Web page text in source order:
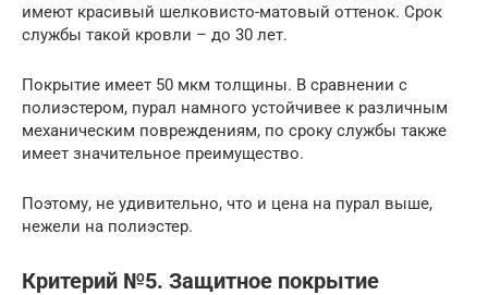
имеют красивый шелковисто-матовый оттенок. Срок
службы такой кровли – до 30 лет.
Покрытие имеет 50 мкм толщины. В сравнении с
полиэстером, пурал намного устойчивее к различным
механическим повреждениям, по сроку службы также
имеет значительное преимущество.
Поэтому, не удивительно, что и цена на пурал выше,
нежели на полиэстер.
Критерий №5. Защитное покрытие